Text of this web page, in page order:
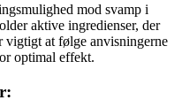
mod svamp i
aktive ingredienser, der
vigtigt at følge anvisningerne
optimal effekt.